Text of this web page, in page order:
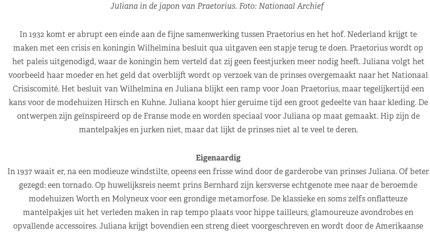
Juliana in de japon van Praetorius. Foto: Nationaal Archief
In 1932 komt er abrupt een einde aan de fijne samenwerking tussen Praetorius en het hof. Nederland krijgt te
maken met een crisis en koningin Wilhelmina besluit qua uitgaven een stapje terug te doen. Praetorius wordt op
het paleis uitgenodigd, waar de koningin hem verteld dat zij geen feestjurken meer nodig heeft. Juliana volgt het
voorbeeld haar moeder en het geld dat overblijft wordt op verzoek van de prinses overgemaakt naar het Nationaal
Crisiscomité. Het besluit van Wilhelmina en Juliana blijkt een ramp voor Joan Praetorius, maar tegelijkertijd een
kans voor de modehuizen Hirsch en Kuhne. Juliana koopt hier geruime tijd een groot gedeelte van haar kleding. De
ontwerpen zijn geïnspireerd op de Franse mode en worden speciaal voor Juliana op maat gemaakt. Hip zijn de
mantelpakjes en jurken niet, maar dat lijkt de prinses niet al te veel te deren.
Eigenaardig
In 1937 waait er, na een modieuze windstilte, opeens een frisse wind door de garderobe van prinses Juliana. Of beter
gezegd: een tornado. Op huwelijksreis neemt prins Bernhard zijn kersverse echtgenote mee naar de beroemde
modehuizen Worth en Molyneux voor een grondige metamorfose. De klassieke en soms zelfs onflatteuze
mantelpakjes uit het verleden maken in rap tempo plaats voor hippe tailleurs, glamoureuze avondrobes en
opvallende accessoires. Juliana krijgt bovendien een streng dieet voorgeschreven en wordt door de Amerikaanse